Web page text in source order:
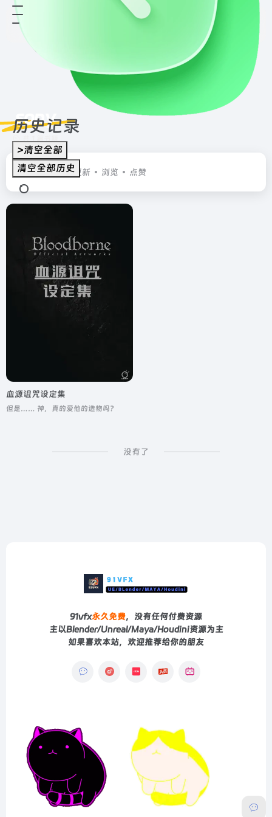
历史记录
>清空全部
清空全部历史
sony
排序 发布 更新 浏览 点赞
血源诅咒设定集
但是…… 神，真的爱他的造物吗？
没有了
91vfx永久免费，没有任何付费资源
主以Blender/Unreal/Maya/Houdini资源为主
如果喜欢本站，欢迎推荐给你的朋友